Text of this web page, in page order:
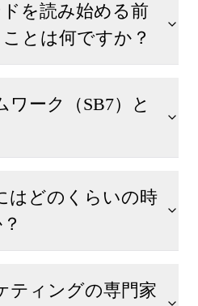
を読み始める前
とは何ですか？
ワーク（SB7）と
はどのくらいの時
ティングの専門家